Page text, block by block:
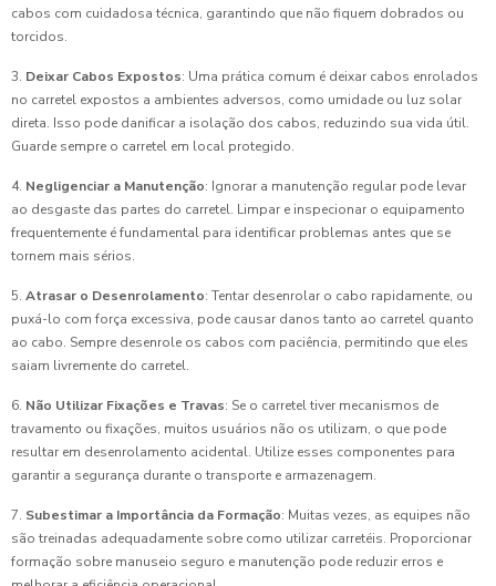
cabos com cuidadosa técnica, garantindo que não fiquem dobrados ou
torcidos.
3. Deixar Cabos Expostos: Uma prática comum é deixar cabos enrolados
no carretel expostos a ambientes adversos, como umidade ou luz solar
direta. Isso pode danificar a isolação dos cabos, reduzindo sua vida útil.
Guarde sempre o carretel em local protegido.
4. Negligenciar a Manutenção: Ignorar a manutenção regular pode levar
ao desgaste das partes do carretel. Limpar e inspecionar o equipamento
frequentemente é fundamental para identificar problemas antes que se
tornem mais sérios.
5. Atrasar o Desenrolamento: Tentar desenrolar o cabo rapidamente, ou
puxá-lo com força excessiva, pode causar danos tanto ao carretel quanto
ao cabo. Sempre desenrole os cabos com paciência, permitindo que eles
saiam livremente do carretel.
6. Não Utilizar Fixações e Travas: Se o carretel tiver mecanismos de
travamento ou fixações, muitos usuários não os utilizam, o que pode
resultar em desenrolamento acidental. Utilize esses componentes para
garantir a segurança durante o transporte e armazenagem.
7. Subestimar a Importância da Formação: Muitas vezes, as equipes não
são treinadas adequadamente sobre como utilizar carretéis. Proporcionar
formação sobre manuseio seguro e manutenção pode reduzir erros e